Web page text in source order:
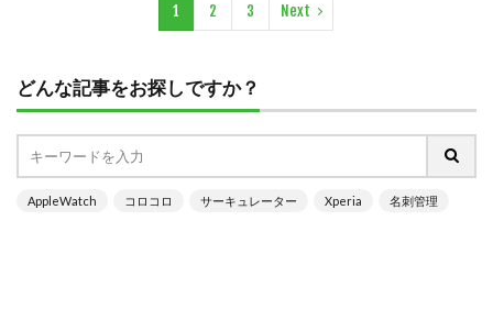
1 2 3 Next
どんな記事をお探しですか？
AppleWatch コロコロ サーキュレーター Xperia 名刺管理